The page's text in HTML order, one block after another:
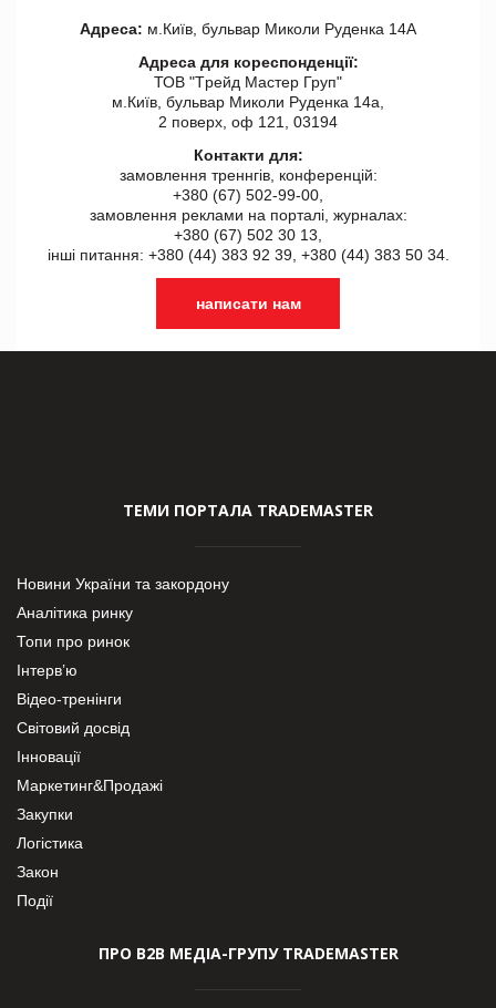
Адреса: м.Київ, бульвар Миколи Руденка 14А
Адреса для кореспонденції:
ТОВ "Tрейд Мастер Груп"
м.Київ, бульвар Миколи Руденка 14а,
2 поверх, оф 121, 03194
Контакти для:
замовлення треннгів, конференцій:
+380 (67) 502-99-00,
замовлення реклами на порталі, журналах:
+380 (67) 502 30 13,
інші питання: +380 (44) 383 92 39, +380 (44) 383 50 34.
написати нам
ТЕМИ ПОРТАЛА TRADEMASTER
Новини України та закордону
Аналітика ринку
Топи про ринок
Інтерв’ю
Відео-тренінги
Світовий досвід
Інновації
Маркетинг&Продажі
Закупки
Логістика
Закон
Події
ПРО В2В МЕДІА-ГРУПУ TRADEMASTER